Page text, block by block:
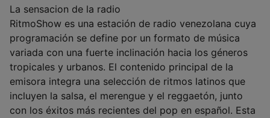
La sensacion de la radio
RitmoShow es una estación de radio venezolana cuya
programación se define por un formato de música
variada con una fuerte inclinación hacia los géneros
tropicales y urbanos. El contenido principal de la
emisora integra una selección de ritmos latinos que
incluyen la salsa, el merengue y el reggaetón, junto
con los éxitos más recientes del pop en español. Esta